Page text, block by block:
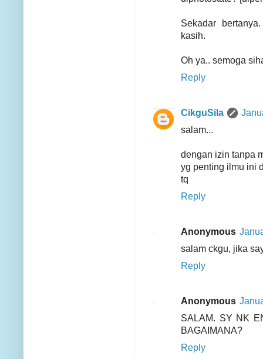
Sekadar
kasih.
Oh ya.. semoga
Reply
CikguSila
salam...
dengan izin tanpa
yg penting ilmu ini
tq
Reply
Anonymous
salam ckgu, jika
Reply
Anonymous
SALAM. SY NK
BAGAIMANA?
Reply